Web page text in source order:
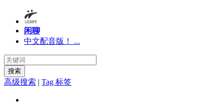
闲聊
中文配音版！ ...
搜索
高级搜索 | Tag 标签